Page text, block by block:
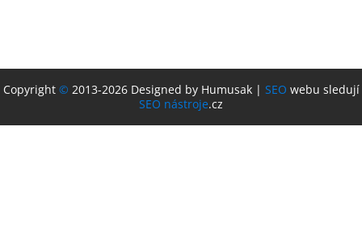
Copyright © 2013-2026 Designed by Humusak | SEO webu sledují
SEO nástroje.cz